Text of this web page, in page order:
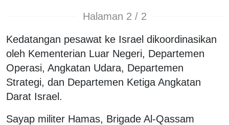
Halaman 2 / 2
Kedatangan pesawat ke Israel dikoordinasikan
oleh Kementerian Luar Negeri, Departemen
Operasi, Angkatan Udara, Departemen
Strategi, dan Departemen Ketiga Angkatan
Darat Israel.
Sayap militer Hamas, Brigade Al-Qassam